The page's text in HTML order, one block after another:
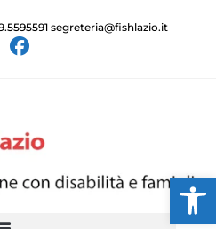
segreteria@fishlazio.it